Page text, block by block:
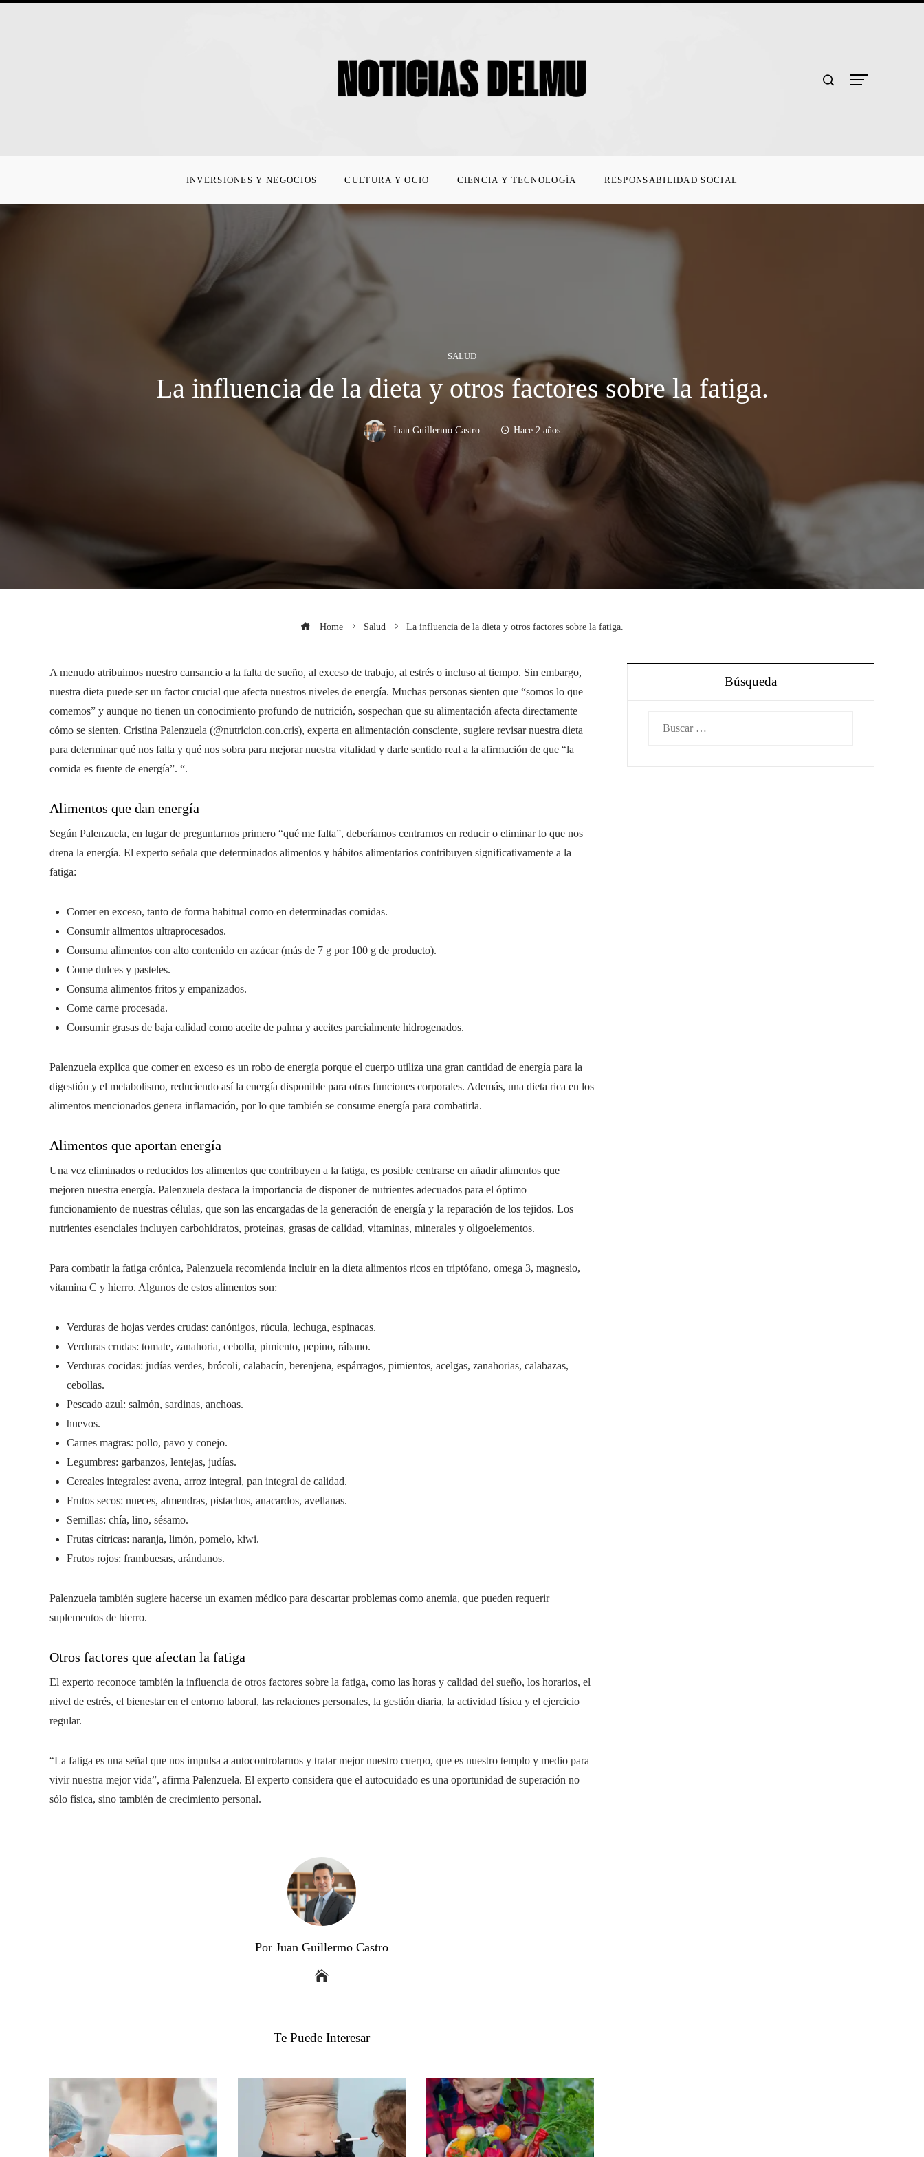
INVERSIONES Y NEGOCIOS CULTURA Y OCIO CIENCIA Y TECNOLOGÍA RESPONSABILIDAD SOCIAL
SALUD
La influencia de la dieta y otros factores sobre la fatiga.
Juan Guillermo Castro Hace 2 años
Home Salud La influencia de la dieta y otros factores sobre la fatiga.
A menudo atribuimos nuestro cansancio a la falta de sueño, al exceso de trabajo, al estrés o incluso al tiempo. Sin embargo,
nuestra dieta puede ser un factor crucial que afecta nuestros niveles de energía. Muchas personas sienten que “somos lo que
comemos” y aunque no tienen un conocimiento profundo de nutrición, sospechan que su alimentación afecta directamente
cómo se sienten. Cristina Palenzuela (@nutricion.con.cris), experta en alimentación consciente, sugiere revisar nuestra dieta
para determinar qué nos falta y qué nos sobra para mejorar nuestra vitalidad y darle sentido real a la afirmación de que “la
comida es fuente de energía”. “.
Alimentos que dan energía
Según Palenzuela, en lugar de preguntarnos primero “qué me falta”, deberíamos centrarnos en reducir o eliminar lo que nos
drena la energía. El experto señala que determinados alimentos y hábitos alimentarios contribuyen significativamente a la
fatiga:
Comer en exceso, tanto de forma habitual como en determinadas comidas.
Consumir alimentos ultraprocesados.
Consuma alimentos con alto contenido en azúcar (más de 7 g por 100 g de producto).
Come dulces y pasteles.
Consuma alimentos fritos y empanizados.
Come carne procesada.
Consumir grasas de baja calidad como aceite de palma y aceites parcialmente hidrogenados.
Palenzuela explica que comer en exceso es un robo de energía porque el cuerpo utiliza una gran cantidad de energía para la
digestión y el metabolismo, reduciendo así la energía disponible para otras funciones corporales. Además, una dieta rica en los
alimentos mencionados genera inflamación, por lo que también se consume energía para combatirla.
Alimentos que aportan energía
Una vez eliminados o reducidos los alimentos que contribuyen a la fatiga, es posible centrarse en añadir alimentos que
mejoren nuestra energía. Palenzuela destaca la importancia de disponer de nutrientes adecuados para el óptimo
funcionamiento de nuestras células, que son las encargadas de la generación de energía y la reparación de los tejidos. Los
nutrientes esenciales incluyen carbohidratos, proteínas, grasas de calidad, vitaminas, minerales y oligoelementos.
Para combatir la fatiga crónica, Palenzuela recomienda incluir en la dieta alimentos ricos en triptófano, omega 3, magnesio,
vitamina C y hierro. Algunos de estos alimentos son:
Verduras de hojas verdes crudas: canónigos, rúcula, lechuga, espinacas.
Verduras crudas: tomate, zanahoria, cebolla, pimiento, pepino, rábano.
Verduras cocidas: judías verdes, brócoli, calabacín, berenjena, espárragos, pimientos, acelgas, zanahorias, calabazas,
cebollas.
Pescado azul: salmón, sardinas, anchoas.
huevos.
Carnes magras: pollo, pavo y conejo.
Legumbres: garbanzos, lentejas, judías.
Cereales integrales: avena, arroz integral, pan integral de calidad.
Frutos secos: nueces, almendras, pistachos, anacardos, avellanas.
Semillas: chía, lino, sésamo.
Frutas cítricas: naranja, limón, pomelo, kiwi.
Frutos rojos: frambuesas, arándanos.
Palenzuela también sugiere hacerse un examen médico para descartar problemas como anemia, que pueden requerir
suplementos de hierro.
Otros factores que afectan la fatiga
El experto reconoce también la influencia de otros factores sobre la fatiga, como las horas y calidad del sueño, los horarios, el
nivel de estrés, el bienestar en el entorno laboral, las relaciones personales, la gestión diaria, la actividad física y el ejercicio
regular.
“La fatiga es una señal que nos impulsa a autocontrolarnos y tratar mejor nuestro cuerpo, que es nuestro templo y medio para
vivir nuestra mejor vida”, afirma Palenzuela. El experto considera que el autocuidado es una oportunidad de superación no
sólo física, sino también de crecimiento personal.
Por Juan Guillermo Castro
Te Puede Interesar
Búsqueda